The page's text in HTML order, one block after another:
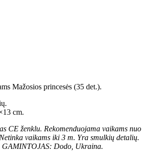
Mažosios princesės (35 det.).
cm.
CE ženklu. Rekomenduojama vaikams nuo
vaikams iki 3 m. Yra smulkių detalių.
GAMINTOJAS: Dodo, Ukraina.